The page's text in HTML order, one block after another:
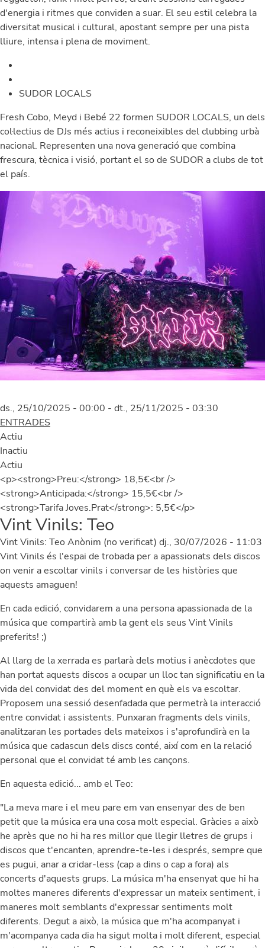
d'energia i ritmes que conviden a suar. El seu estil celebra la
diversitat musical i cultural, apostant sempre per una pista
lliure, intensa i plena de moviment.
SUDOR LOCALS
Fresh Cobo, Meyd i Bebé 22 formen SUDOR LOCALS, un dels
col·lectius de DJs més actius i reconeixibles del clubbing urbà
nacional. Representen una nova generació que combina
frescura, tècnica i visió, portant el so de SUDOR a clubs de tot
el país.
Image
ds., 25/10/2025 - 00:00 - dt., 25/11/2025 - 03:30
ENTRADES
Actiu
Inactiu
Actiu
<p><strong>Preu:</strong> 18,5€<br />
<strong>Anticipada:</strong> 15,5€<br />
<strong>Tarifa Joves.Prat</strong>: 5,5€</p>
Vint Vinils: Teo
Vint Vinils: Teo Anònim (no verificat) dj., 30/07/2026 - 11:03
Vint Vinils és l'espai de trobada per a apassionats dels discos
on venir a escoltar vinils i conversar de les històries que
aquests amaguen!
En cada edició, convidarem a una persona apassionada de la
música que compartirà amb la gent els seus Vint Vinils
preferits! ;)
Al llarg de la xerrada es parlarà dels motius i anècdotes que
han portat aquests discos a ocupar un lloc tan significatiu en la
vida del convidat des del moment en què els va escoltar.
Proposem una sessió desenfadada que permetrà la interacció
entre convidat i assistents. Punxaran fragments dels vinils,
analitzaran les portades dels mateixos i s'aprofundirà en la
música que cadascun dels discs conté, així com en la relació
personal que el convidat té amb les cançons.
En aquesta edició... amb el Teo:
"La meva mare i el meu pare em van ensenyar des de ben
petit que la música era una cosa molt especial. Gràcies a això
he après que no hi ha res millor que llegir lletres de grups i
discos que t'encanten, aprendre-te-les i després, sempre que
es pugui, anar a cridar-less (cap a dins o cap a fora) als
concerts d'aquests grups. La música m'ha ensenyat que hi ha
moltes maneres diferents d'expressar un mateix sentiment, i
maneres molt semblants d'expressar sentiments molt
diferents. Degut a això, la música que m'ha acompanyat i
m'acompanya cada dia ha sigut molta i molt diferent, especial